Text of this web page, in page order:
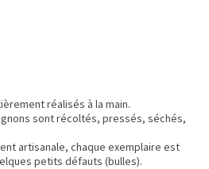
réalisés à la main.
sont récoltés, pressés, séchés,
artisanale, chaque exemplaire est
petits défauts (bulles).